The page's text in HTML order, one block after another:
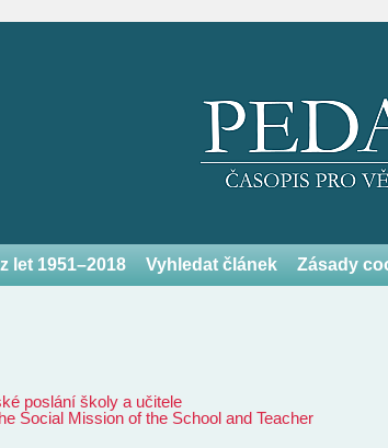
let 1951–2018 Vyhledat článek Zásady
poslání školy a učitele
Social Mission of the School and Teacher